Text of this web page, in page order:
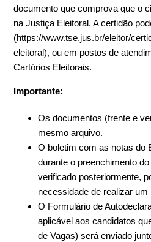
documento que comprova que o
na Justiça Eleitoral. A certidão
(https://www.tse.jus.br/eleitor/
eleitoral), ou em postos de
Cartórios Eleitorais.
Importante:
Os documentos (frente e
mesmo arquivo.
O boletim com as notas do
durante o preenchimento
verificado posteriormente,
necessidade de realizar um
O Formulário de
aplicável aos candidatos
de Vagas) será enviado